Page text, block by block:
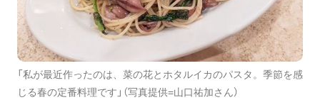
「私が最近作ったのは、菜の花とホタルイカのパスタ。季節を感
じる春の定番料理です」（写真提供=山口祐加さん）